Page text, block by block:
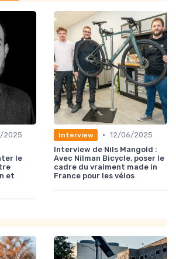
2025
le
et
Interview • 12/06/2025
Interview de Nils Mangold :
Avec Nilman Bicycle, poser le
cadre du vraiment made in
France pour les vélos